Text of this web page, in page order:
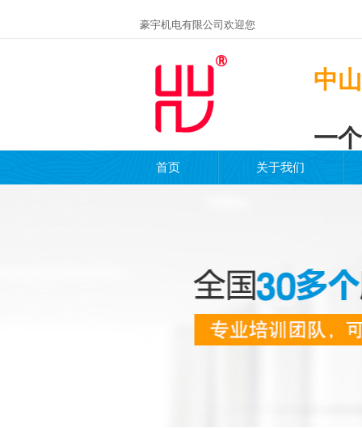
豪宇机电有限公司欢迎您
中
一
首页 关于我们